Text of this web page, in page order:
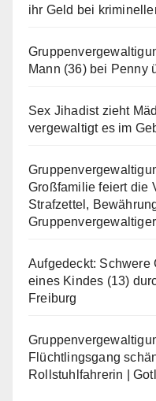
ihr Geld bei
Mann (36) bei Penny
Sex Jihadist zieht
vergewaltigt es im
Großfamilie feiert die
Strafzettel,
Gruppenvergewaltiger
Aufgedeckt: Schwere
eines Kindes (13)
Freiburg
Flüchtlingsgang
Rollstuhlfahrerin |